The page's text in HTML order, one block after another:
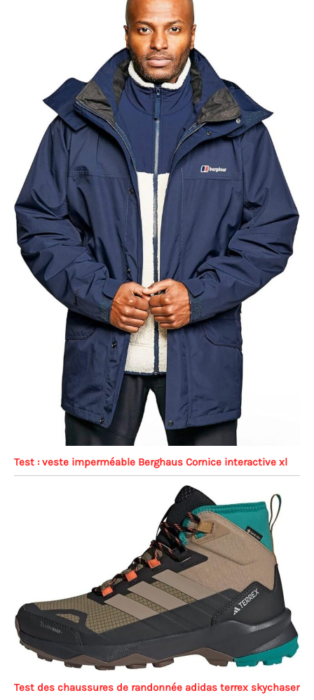
Test : veste imperméable Berghaus Cornice interactive xl
Test des chaussures de randonnée adidas terrex skychaser